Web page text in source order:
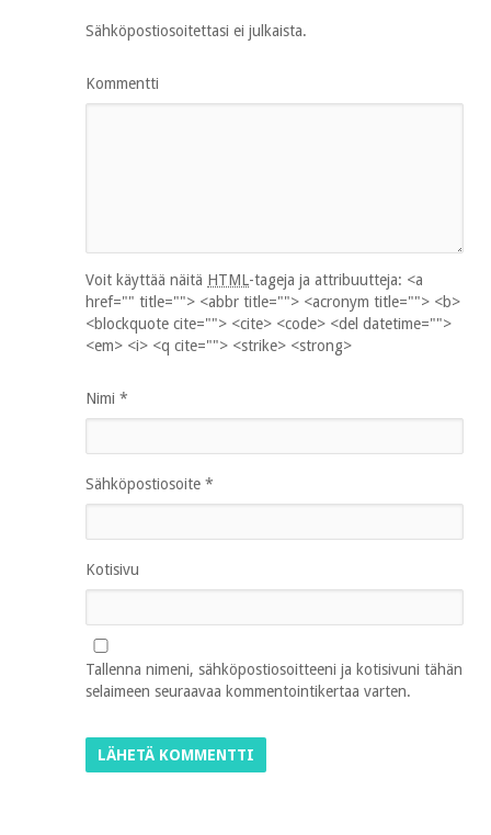
Sähköpostiosoitettasi ei julkaista.
Kommentti
Voit käyttää näitä HTML-tageja ja attribuutteja: <a
href="" title=""> <abbr title=""> <acronym title=""> <b>
<blockquote cite=""> <cite> <code> <del datetime="">
<em> <i> <q cite=""> <strike> <strong>
Nimi *
Sähköpostiosoite *
Kotisivu
Tallenna nimeni, sähköpostiosoitteeni ja kotisivuni tähän
selaimeen seuraavaa kommentointikertaa varten.